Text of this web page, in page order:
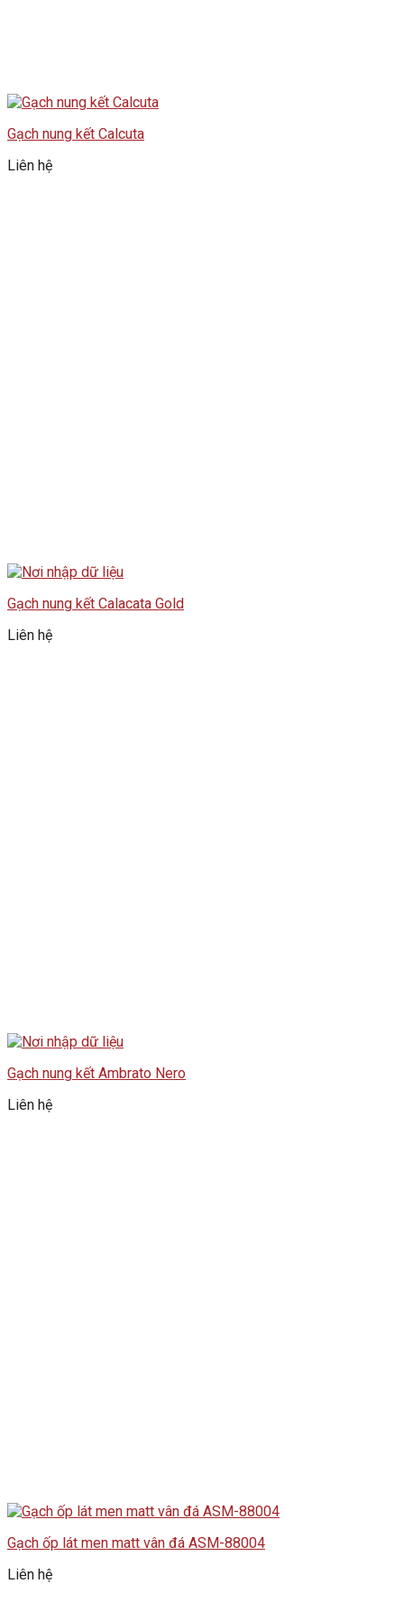
Gạch nung kết Calcuta
Liên hệ
Gạch nung kết Calacata Gold
Liên hệ
Gạch nung kết Ambrato Nero
Liên hệ
Gạch ốp lát men matt vân đá ASM-88004
Liên hệ